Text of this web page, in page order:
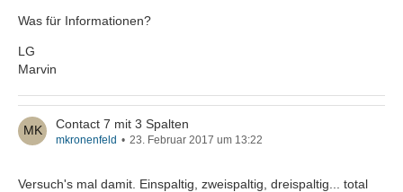
Was für Informationen?
LG
Marvin
Contact 7 mit 3 Spalten
mkronenfeld 23. Februar 2017 um 13:22
Versuch's mal damit. Einspaltig, zweispaltig, dreispaltig... total